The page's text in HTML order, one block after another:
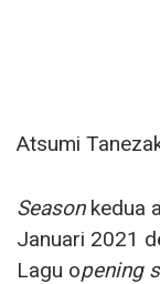
Atsumi
Seasonkedua
Januari 2021
Lagu opening